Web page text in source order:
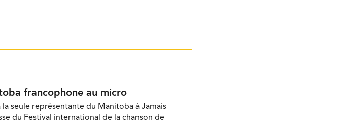
francophone au micro
la seule représentante du Manitoba à Jamais
du Festival international de la chanson de